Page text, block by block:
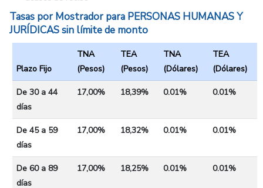
Tasas por Mostrador para PERSONAS HUMANAS Y
JURÍDICAS sin límite de monto
Plazo Fijo
TNA
(Pesos)
TEA
(Pesos)
TNA
(Dólares)
TEA
(Dólares)
De 30 a 44
días
17,00% 18,39% 0.01% 0.01%
De 45 a 59
días
17,00% 18,32% 0.01% 0.01%
De 60 a 89
días
17,00% 18,25% 0.01% 0.01%